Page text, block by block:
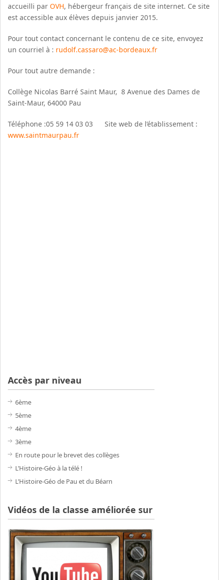
accueilli parOVH, hébergeur français de site internet. Ce site
est accessible aux élèves depuis janvier 2015.
Pour tout contact concernant le contenu de ce site, envoyez
un courriel à : rudolf.cassaro@ac-bordeaux.fr
Pour tout autre demande :
Collège Nicolas Barré Saint Maur, 8 Avenue des Dames de
Saint-Maur, 64000 Pau
Téléphone :05 59 14 03 03 Site web de l’établissement :
www.saintmaurpau.fr
Accès par niveau
6ème
5ème
4ème
3ème
En route pour le brevet des collèges
L’Histoire-Géo à la télé !
L’Histoire-Géo de Pau et du Béarn
Vidéos de la classe améliorée sur